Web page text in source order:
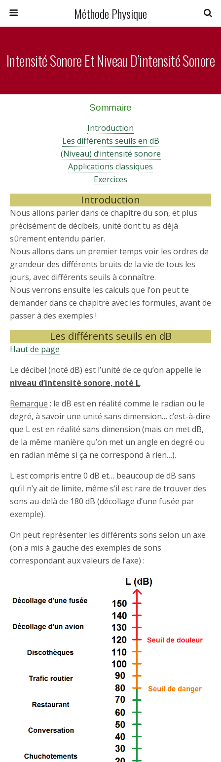
Méthode Physique
Intensité Sonore Et Niveau D’intensité Sonore
Sommaire
Introduction
Les différents seuils en dB
(Niveau) d’intensité sonore
Applications classiques
Exercices
Introduction
Nous allons parler dans ce chapitre du son, et plus
précisément de décibels, unité dont tu as déjà
sûrement entendu parler.
Nous allons dans un premier temps voir les ordres de
grandeur des différents bruits de la vie de tous les
jours, avec différents seuils à connaître.
Nous verrons ensuite les calculs que l’on peut te
demander dans ce chapitre avec les formules, avant de
passer à des exemples !
Les différents seuils en dB
Haut de page
Le décibel (noté dB) est l’unité de ce qu’on appelle le
niveau d’intensité sonore, noté L.
Remarque : le dB est en réalité comme le radian ou le
degré, à savoir une unité sans dimension… c’est-à-dire
que L est en réalité sans dimension (mais on met dB,
de la même manière qu’on met un angle en degré ou
en radian même si ça ne correspond à rien…).
L est compris entre 0 dB et… beaucoup de dB sans
qu’il n’y ait de limite, même s’il est rare de trouver des
sons au-delà de 180 dB (décollage d’une fusée par
exemple).
On peut représenter les différents sons selon un axe
(on a mis à gauche des exemples de sons
correspondant aux valeurs de l’axe) :